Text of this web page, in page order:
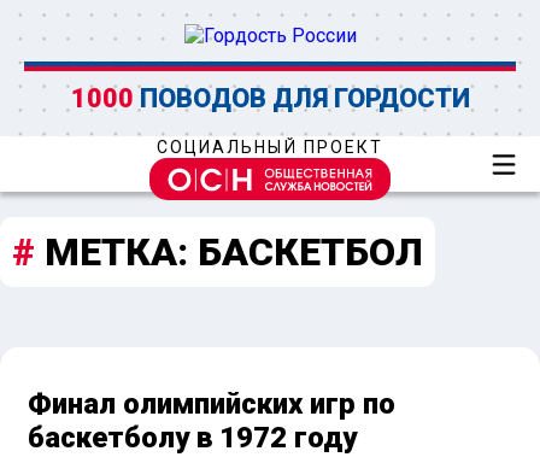
1000 ПОВОДОВ ДЛЯ ГОРДОСТИ
СОЦИАЛЬНЫЙ ПРОЕКТ
МЕТКА: БАСКЕТБОЛ
Финал олимпийских игр по
баскетболу в 1972 году